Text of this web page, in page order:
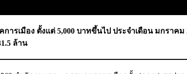
รเมือง ตั้งแต่ 5,000 บาทขึ้นไป ประจำเดือน มกราคม
ล้าน